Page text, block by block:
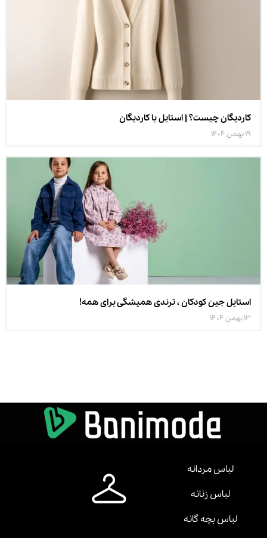
کاردیگان چیست؟ | استایل با کاردیگان
19 بهمن 1404
استایل جین کودکان ، ترندی همیشگی برای همه!
13 بهمن 1404
لباس مردانه
لباس زنانه
لباس بچه گانه